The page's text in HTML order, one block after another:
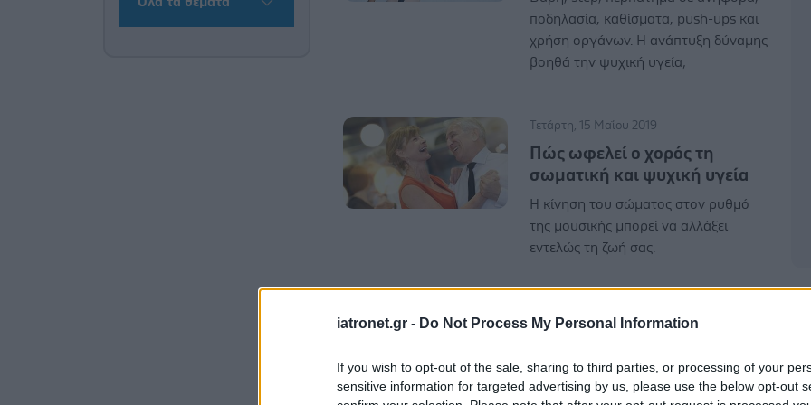
iatronet.gr - Do Not Process My Personal Information
If you wish to opt-out of the sale, sharing to third parties, or processing of your
sensitive information for targeted advertising by us, please use the below opt-out
ποδηλασία, καθίσματα, push-ups και
χρήση οργάνων. Η ανάπτυξη δύναμης
βοηθά την ψυχική υγεία;
Τετάρτη, 15 Μαΐου 2019
Πώς ωφελεί ο χορός τη
σωματική και ψυχική υγεία
Η κίνηση του σώματος στον ρυθμό
της μουσικής μπορεί να αλλάξει
εντελώς τη ζωή σας.
άσκηση την ψυχική υγεία
Γιατί πρέπει να ενθαρρύνετε το έφηβο